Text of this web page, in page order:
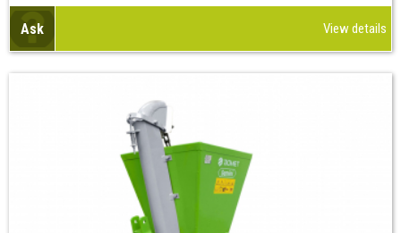
Ask View details